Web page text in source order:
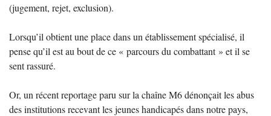
(jugement, rejet, exclusion).
Lorsqu’il obtient une place dans un établissement spécialisé, il
pense qu’il est au bout de ce « parcours du combattant » et il se
sent rassuré.
Or, un récent reportage paru sur la chaîne M6 dénonçait les abus
des institutions recevant les jeunes handicapés dans notre pays,